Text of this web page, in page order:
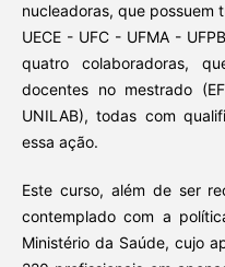
nucleadoras, que possuem
UECE - UFC - UFMA -
quatro colaboradoras,
docentes no mestrado
UNILAB), todas com
essa ação.
Este curso, além de ser
contemplado com a
Ministério da Saúde, cujo